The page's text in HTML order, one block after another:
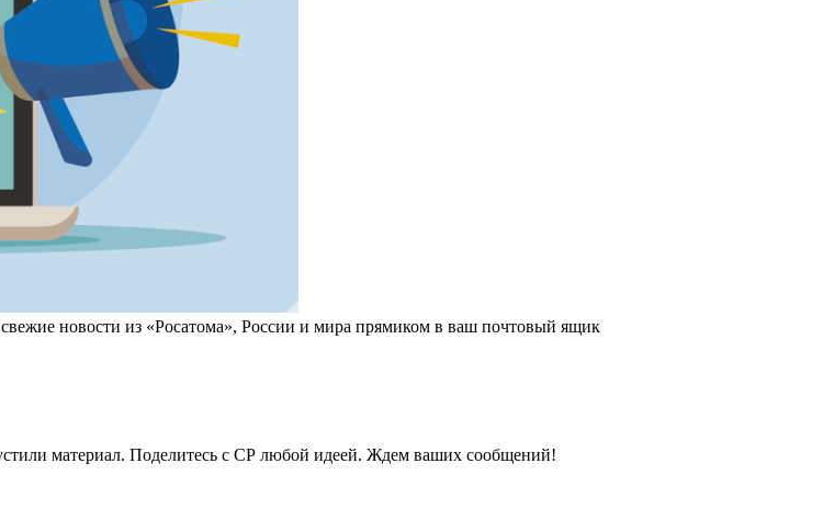
новости из «Росатома», России и мира прямиком в ваш почтовый ящик
материал. Поделитесь с СР любой идеей. Ждем ваших сообщений!